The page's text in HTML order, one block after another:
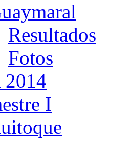
Resultados
Fotos
I